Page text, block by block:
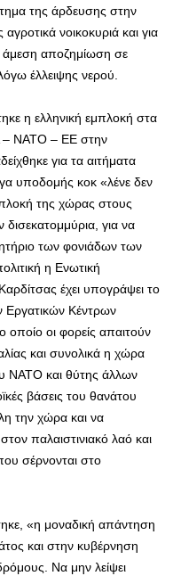
της άρδευσης στην
νοικοκυριά και για
αποζημίωση σε
έλλειψης νερού.
η ελληνική εμπλοκή στα
– ΝΑΤΟ – ΕΕ στην
για τα αιτήματα
υποδομής κοκ «λένε δεν
της χώρας στους
για να
των φονιάδων των
η Ενωτική
έχει υπογράψει το
Κέντρων
οι φορείς απαιτούν
και συνολικά η χώρα
ΝΑΤΟ και θύτης άλλων
βάσεις του θανάτου
την χώρα και να
παλαιστινιακό λαό και
σέρνονται στο
«η μοναδική απάντηση
και στην κυβέρνηση
Να μην λείψει